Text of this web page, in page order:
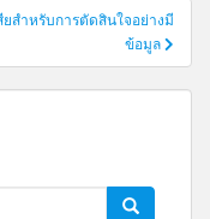
สำหรับการตัดสินใจอย่างมี
ข้อมูล